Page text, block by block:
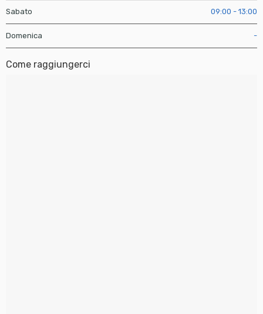
Sabato 09:00 - 13:00
Domenica -
Come raggiungerci